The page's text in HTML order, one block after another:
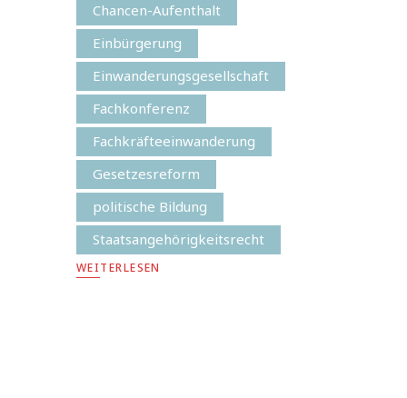
Chancen-Aufenthalt
Einbürgerung
Einwanderungsgesellschaft
Fachkonferenz
Fachkräfteeinwanderung
Gesetzesreform
politische Bildung
Staatsangehörigkeitsrecht
WEITERLESEN